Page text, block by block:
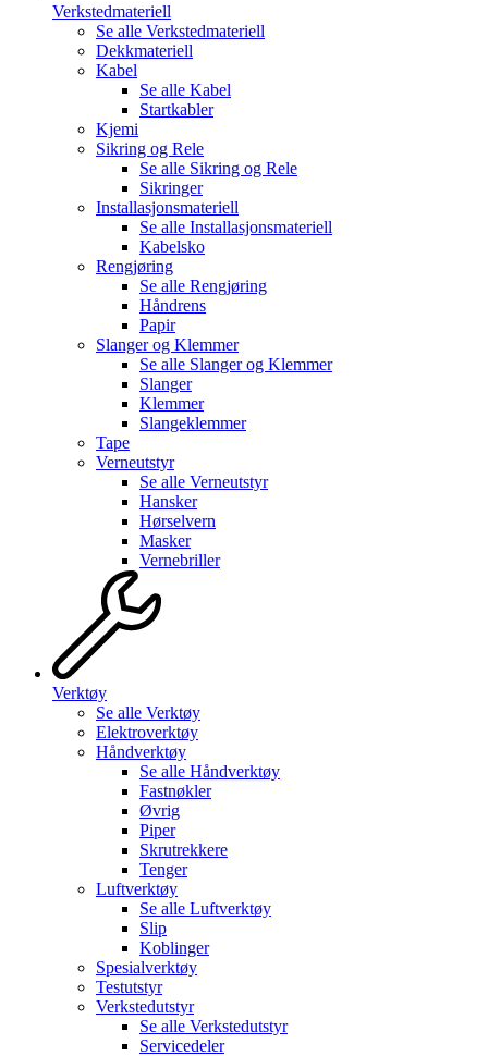
Verkstedmateriell
Se alle Verkstedmateriell
Dekkmateriell
Kabel
Se alle Kabel
Startkabler
Kjemi
Sikring og Rele
Se alle Sikring og Rele
Sikringer
Installasjonsmateriell
Se alle Installasjonsmateriell
Kabelsko
Rengjøring
Se alle Rengjøring
Håndrens
Papir
Slanger og Klemmer
Se alle Slanger og Klemmer
Slanger
Klemmer
Slangeklemmer
Tape
Verneutstyr
Se alle Verneutstyr
Hansker
Hørselvern
Masker
Vernebriller
Verktøy
Se alle Verktøy
Elektroverktøy
Håndverktøy
Se alle Håndverktøy
Fastnøkler
Øvrig
Piper
Skrutrekkere
Tenger
Luftverktøy
Se alle Luftverktøy
Slip
Koblinger
Spesialverktøy
Testutstyr
Verkstedutstyr
Se alle Verkstedutstyr
Servicedeler